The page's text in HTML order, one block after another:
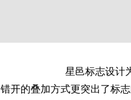
星邑标志设计
错开的叠加方式更突出了标